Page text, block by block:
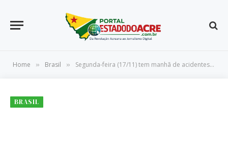
Home » Brasil » Segunda-feira (17/11) tem manhã de acidentes graves no trânsito de SP
BRASIL